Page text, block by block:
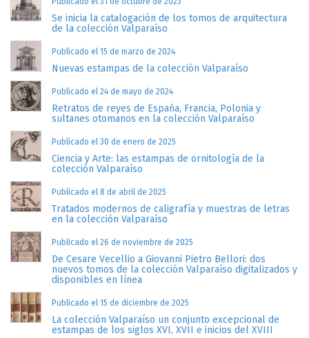
Se inicia la catalogación de los tomos de arquitectura
de la colección Valparaíso
Publicado el 15 de marzo de 2024
Nuevas estampas de la colección Valparaíso
Publicado el 24 de mayo de 2024
Retratos de reyes de España, Francia, Polonia y
sultanes otomanos en la colección Valparaíso
Publicado el 30 de enero de 2025
Ciencia y Arte: las estampas de ornitología de la
colección Valparaíso
Publicado el 8 de abril de 2025
Tratados modernos de caligrafía y muestras de letras
en la colección Valparaíso
Publicado el 26 de noviembre de 2025
De Cesare Vecellio a Giovanni Pietro Bellori: dos
nuevos tomos de la colección Valparaíso digitalizados y
disponibles en línea
Publicado el 15 de diciembre de 2025
La colección Valparaíso un conjunto excepcional de
estampas de los siglos XVI, XVII e inicios del XVIII